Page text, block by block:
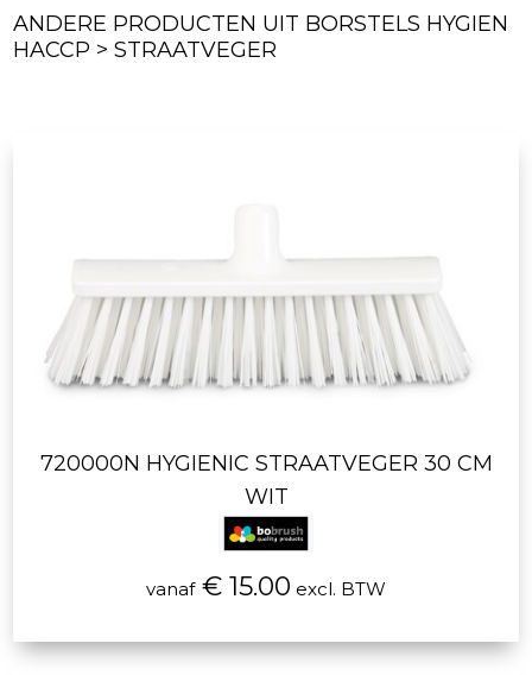
ANDERE PRODUCTEN UIT BORSTELS HYGIEN
HACCP > STRAATVEGER
720000N HYGIENIC STRAATVEGER 30 CM
WIT
vanaf€ 15.00 excl. BTW